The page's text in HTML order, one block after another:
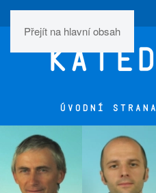
Přejít na hlavní obsah
ÚVODNÍ STRANA